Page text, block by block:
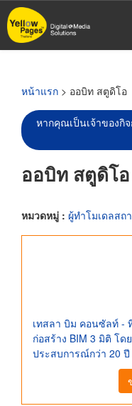
ข้าม
ไป
หน้าแรก > ออบิท สตูดิโอ
หากคุณเป็นเจ้าของกิ
ออบิท สตูดิโอ
หมวดหมู่ : ผู้ทำโมเดลสถ
เทสลา บิม คอนซัลท์ -
ก่อสร้าง BIM 3 มิติ โ
ประสบการณ์กว่า 20 ปี